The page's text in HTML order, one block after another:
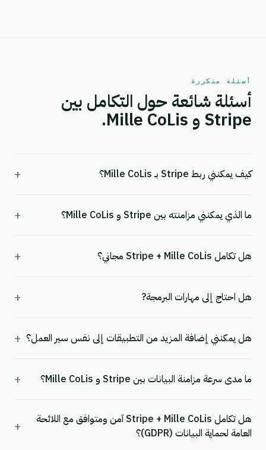
أسئلة متكررة
أسئلة شائعة حول التكامل بين
Stripe و Mille CoLis.
كيف يمكنني ربط Stripe بـ Mille CoLis؟ +
ما الذي يمكنني مزامنته بين Stripe و Mille CoLis؟ +
هل تكامل Stripe + Mille CoLis مجاني؟ +
هل احتاج إلى مهارات البرمجة? +
هل يمكنني إضافة المزيد من التطبيقات إلى نفس سير العمل؟ +
ما مدى سرعة مزامنة البيانات بين Stripe و Mille CoLis؟ +
هل تكامل Stripe + Mille CoLis آمن ومتوافق مع اللائحة
العامة لحماية البيانات (GDPR)؟
+